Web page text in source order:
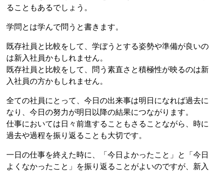
ることもあるでしょう。
学問とは学んで問うと書きます。
既存社員と比較をして、学ぼうとする姿勢や準備が良いの
は新入社員かもしれません。
既存社員と比較をして、問う素直さと積極性が映るのは新
入社員の方かもしれません。
全ての社員にとって、今日の出来事は明日になれば過去に
なり、今日の努力が明日以降の結果につながります。
仕事においては日々前進することもさることながら、時に
過去や過程を振り返ることも大切です。
一日の仕事を終えた時に、「今日よかったこと」と「今日
よくなかったこと」を振り返ることがよいのですが、新入